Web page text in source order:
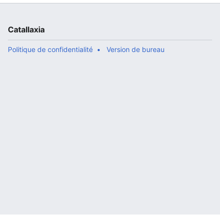
Catallaxia
Politique de confidentialité Version de bureau